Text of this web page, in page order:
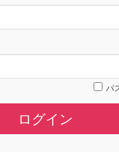
パ
ログイン